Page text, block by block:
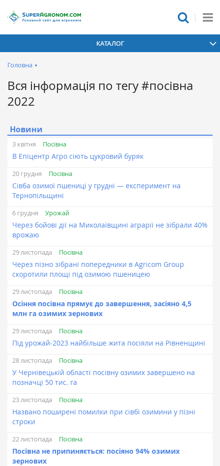
КАТАЛОГ
Головна •
Вся інформація по тегу #посівна
2022
Новини
3 квітня Посівна
В Епіцентр Агро сіють цукровий буряк
20 грудня Посівна
Сівба озимої пшениці у грудні — експеримент на
Тернопільщині
6 грудня Урожай
Через бойові дії на Миколаївщині аграрії не зібрали 40%
врожаю
29 листопада Посівна
Через пізно зібрані попередники в Agricom Group
скоротили площі під озимою пшеницею
29 листопада Посівна
Осіння посівна прямує до завершення, засіяно 4,5
млн га озимих зернових
29 листопада Посівна
Під урожай-2023 найбільше жита посіяли на Рівненщині
28 листопада Посівна
У Чернівецькій області посівну озимих завершено на
позначці 50 тис. га
23 листопада Посівна
Названо поширені помилки при сівбі озимини у пізні
строки
22 листопада Посівна
Посівна не припиняється: посіяно 94% озимих
зернових